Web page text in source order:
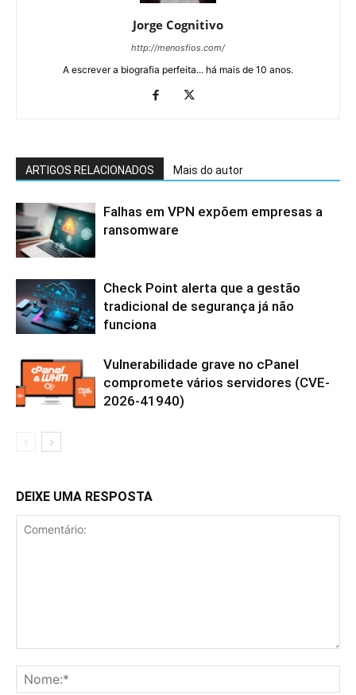
Jorge Cognitivo
http://menosfios.com/
A escrever a biografia perfeita... há mais de 10 anos.
ARTIGOS RELACIONADOS Mais do autor
Falhas em VPN expõem empresas a
ransomware
Check Point alerta que a gestão
tradicional de segurança já não
funciona
Vulnerabilidade grave no cPanel
compromete vários servidores (CVE-
2026-41940)
DEIXE UMA RESPOSTA